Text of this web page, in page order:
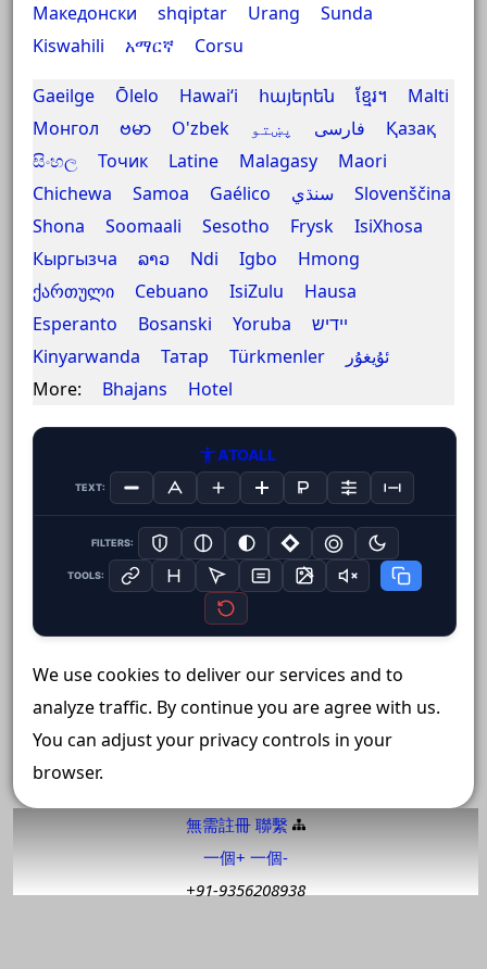
Македонски
shqiptar
Urang Sunda
Kiswahili
አማርኛ Corsu
Gaeilge Ōlelo Hawaiʻi հայերեն ខ្មែរ។
Malti
Монгол
ဗမာ O'zbek فارسی پښتو
Қазақ
සිංහල
Точик Latine Malagasy
Maori
Chichewa
Samoa Gaélico سنڌي
Slovenščina
Shona
Soomaali Sesotho Frysk
IsiXhosa
Кыргызча
ລາວ Ndi Igbo
Hmong
ქართული
Cebuano IsiZulu
Hausa
Esperanto
Bosanski Yoruba
יידיש
Kinyarwanda
Татар Türkmenler
ئۇيغۇر
More: Bhajans Hotel
ATOALL
TEXT:
FILTERS:
TOOLS:
We use cookies to deliver our services and to
analyze traffic. By continue you are agree with us.
You can adjust your privacy controls in your
browser.
無需註冊 聯繫️
一個+ 一個-
+91-9356208938